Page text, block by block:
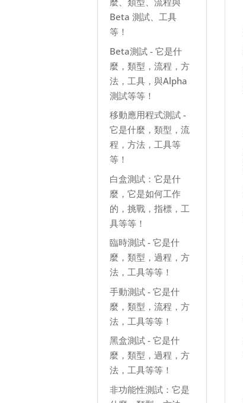
Beta 測試、工具
等！
Beta測試 - 它是什
麼，類型，流程，方
法，工具，與Alpha
測試等等！
移動應用程式測試 -
它是什麼，類型，流
程，方法，工具等
等！
白盒測試：它是什
麼，它是如何工作
的，挑戰，指標，工
具等等！
臨時測試 - 它是什
麼，類型，過程，方
法，工具等等！
手動測試 - 它是什
麼，類型，流程，方
法，工具等等！
黑盒測試 - 它是什
麼，類型，過程，方
法，工具等等！
非功能性測試：它是